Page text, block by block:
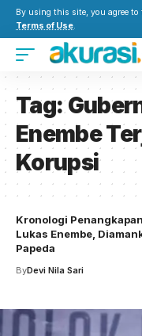
By using this site, you agree to
Terms of Use.
Tag:
Enembe
Korupsi
Kronologi
Lukas Enembe,
Papeda
ByDevi Nila Sari